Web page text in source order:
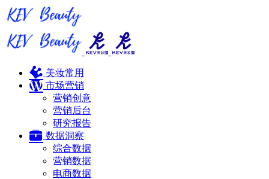
美妆常用
市场营销
营销创意
营销后台
研究报告
数据洞察
综合数据
营销数据
电商数据